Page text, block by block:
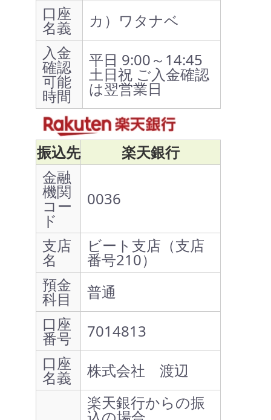
口座
名義
カ）ワタナベ
入金
確認
可能
時間
平日 9:00～14:45
土日祝 ご入金確認
は翌営業日
振込先
楽天銀行
金融
機関
コー
ド
0036
支店
名
ビート支店（支店
番号210）
預金
科目
普通
口座
番号
7014813
口座
名義
株式会社 渡辺
楽天銀行からの振